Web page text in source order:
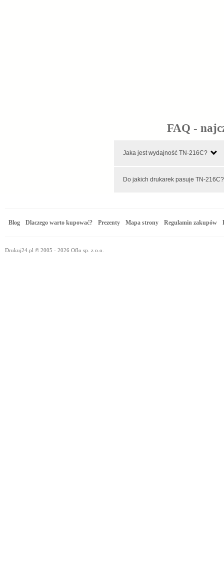
FAQ -
Jaka jest wydajność TN-216C?
Do jakich drukarek pasuje TN-
Blog Dlaczego warto kupować? Prezenty Mapa strony Regulamin zakupów
Drukuj24.pl © 2005 - 2026 Oflo sp. z o.o.